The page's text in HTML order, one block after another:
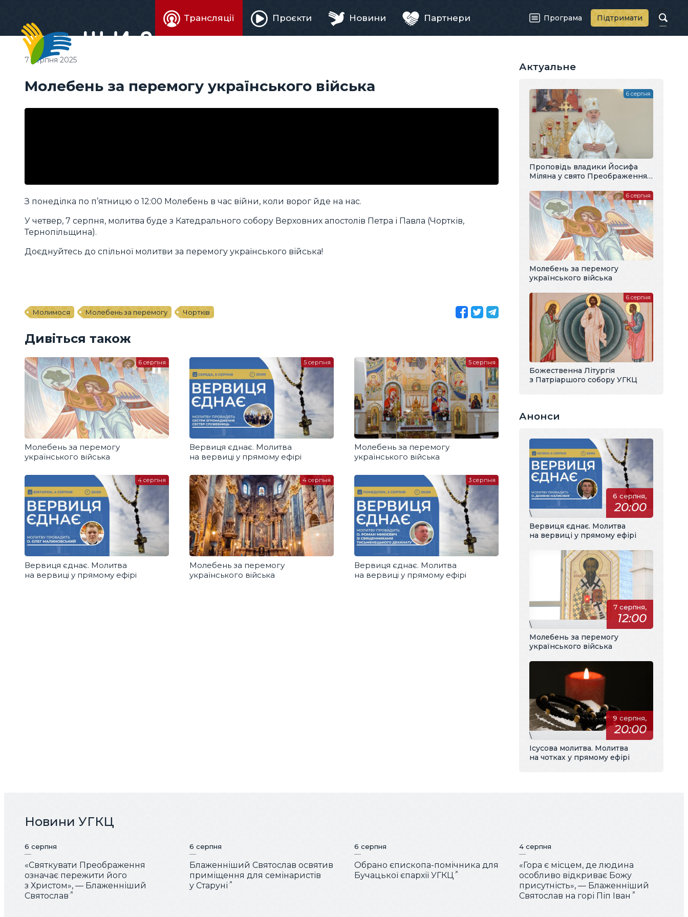
Живе
телебачення
Трансляції Проєкти Новини Партнери Програма Підтримати
Молебень за перемогу українського війська
7 серпня 2025
З понеділка по п’ятницю о 12:00 Молебень в час війни, коли ворог йде на нас.
У четвер, 7 серпня, молитва буде з Катедрального собору Верховних апостолів Петра і Павла (Чортків,
Тернопільщина).
Доєднуйтесь до спільної молитви за перемогу українського війська!
Молимося Молебень за перемогу Чортків
Дивіться також
Молебень за перемогу
українського війська
6 серпня
Вервиця єднає. Молитва
на вервиці у прямому ефірі
5 серпня
Молебень за перемогу
українського війська
5 серпня
Вервиця єднає. Молитва
на вервиці у прямому ефірі
4 серпня
Молебень за перемогу
українського війська
4 серпня
Вервиця єднає. Молитва
на вервиці у прямому ефірі
3 серпня
Актуальне
Проповідь владики Йосифа
Міляна у свято Преображення
6 серпня
Молебень за перемогу
українського війська
6 серпня
Божественна Літургія
з Патріаршого собору УГКЦ
6 серпня
Анонси
6 серпня,
20:00
\
Вервиця єднає. Молитва
на вервиці у прямому ефірі
7 серпня,
12:00
\
Молебень за перемогу
українського війська
9 серпня,
20:00
\
Ісусова молитва. Молитва
на чотках у прямому ефірі
Новини УГКЦ
6 серпня
«Святкувати Преображення
означає пережити його
з Христом», — Блаженніший
Святослав
6 серпня
Блаженніший Святослав освятив
приміщення для семінаристів
у Старуні
6 серпня
Обрано єпископа-помічника для
Бучацької єпархії УГКЦ
4 серпня
«Гора є місцем, де людина
особливо відкриває Божу
присутність», — Блаженніший
Святослав на горі Піп Іван